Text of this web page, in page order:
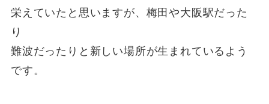
栄えていたと思いますが、梅田や大阪駅だった
り
難波だったりと新しい場所が生まれているよう
です。